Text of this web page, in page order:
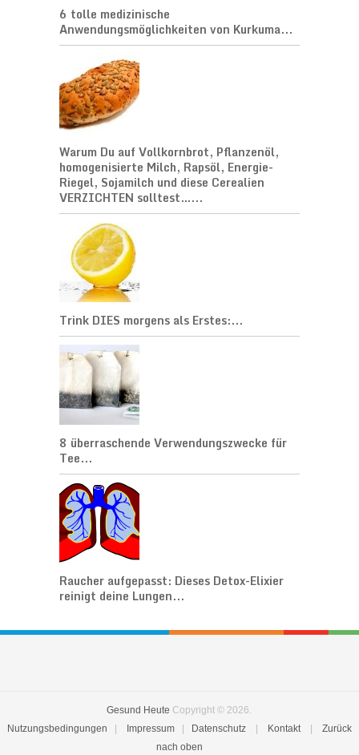
6 tolle medizinische
Anwendungsmöglichkeiten von Kurkuma...
Warum Du auf Vollkornbrot, Pflanzenöl,
homogenisierte Milch, Rapsöl, Energie-
Riegel, Sojamilch und diese Cerealien
VERZICHTEN solltest…...
Trink DIES morgens als Erstes:...
8 überraschende Verwendungszwecke für
Tee...
Raucher aufgepasst: Dieses Detox-Elixier
reinigt deine Lungen...
Gesund Heute Copyright © 2026.
Nutzungsbedingungen
Impressum| Datenschutz| Kontakt| Zurück
nach oben